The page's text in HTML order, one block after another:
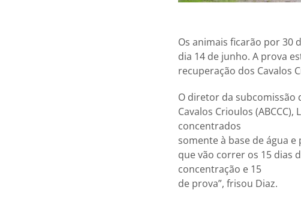
Os animais ficarão por 30
dia 14 de junho. A prova
recuperação dos Cavalos
O diretor da subcomissão
Cavalos Crioulos
concentrados
somente à base de água
que vão correr os 15 dias
concentração e 15
de prova”, frisou Diaz.